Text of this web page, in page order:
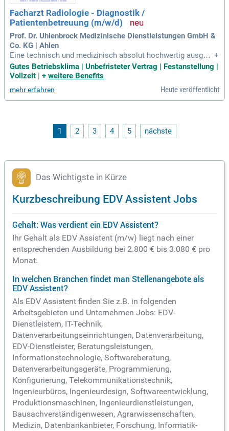
Facharzt Radiologie - Diagnostik /
Patientenbetreuung (m/w/d)
Prof. Dr. Uhlenbrock Medizinische Dienstleistungen GmbH &
Co. KG | Ahlen
Eine technisch und medizinisch absolut hochwertig ausgest
attete radiologische Abteilung; Einen modernen Arbeitsplatz
mit RIS- und PACS-Anbindung; High-End-Geräte zur radiologi
ene Kolleg:innen
+
Gutes Betriebsklima | Unbefristeter Vertrag | Festanstellung |
Vollzeit | + weitere Benefits
mehr erfahren Heute veröffentlicht
1 2 3 4 5 nächste
Das Wichtigste in Kürze
Kurzbeschreibung EDV Assistent Jobs
Gehalt: Was verdient ein EDV Assistent?
Ihr Gehalt als EDV Assistent (m/w) liegt nach einer
entsprechenden Ausbildung bei 2.800 € bis 3.080 € pro
Monat.
In welchen Branchen findet man Stellenangebote als
EDV Assistent?
Als EDV Assistent finden Sie z.B. in folgenden
Arbeitsgebieten und Unternehmen Jobs: EDV-
Dienstleistern, IT-Technik,
Datenverarbeitungseinrichtungen, Datenverarbeitung,
EDV-Dienstleister, Beratungsleistungen,
Informationstechnologie, Softwareberatung,
Datenverarbeitungsgeräte, Programmierung,
Konfigurierung, Telekommunikationstechnik,
Ingenieurbüros, Ingenieurdesign, Softwareentwicklung,
Produktionsmaschinen, Ingenieurdienstleistungen,
Bausachverständigenwesen, Agrarwissenschaften,
Medizin, Datenbankanbieter, Forschung, Informatik-